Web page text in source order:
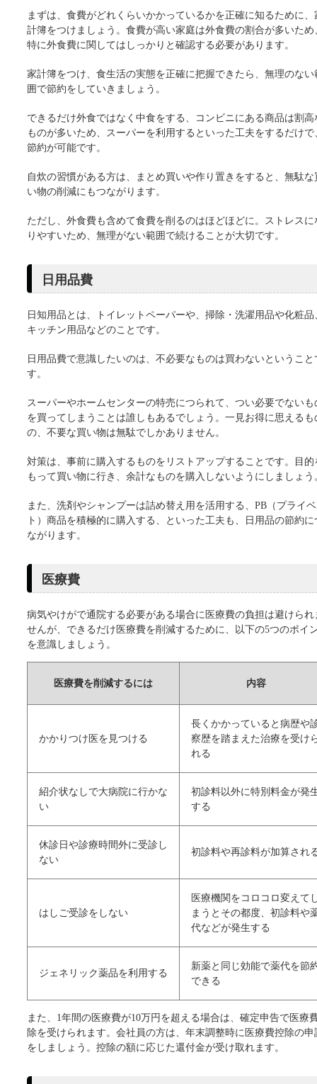
まずは、食費がどれくらいかかっているかを正確に知るために、
計簿をつけましょう。食費が高い家庭は外食費の割合が多いため
特に外食費に関してはしっかりと確認する必要があります。
家計簿をつけ、食生活の実態を正確に把握できたら、無理のない
囲で節約をしていきましょう。
できるだけ外食ではなく中食をする、コンビニにある商品は割高
ものが多いため、スーパーを利用するといった工夫をするだけで
節約が可能です。
自炊の習慣がある方は、まとめ買いや作り置きをすると、無駄な
い物の削減にもつながります。
ただし、外食費も含めて食費を削るのはほどほどに。ストレスに
りやすいため、無理がない範囲で続けることが大切です。
日用品費
日知用品とは、トイレットペーパーや、掃除・洗濯用品や化粧品
キッチン用品などのことです。
日用品費で意識したいのは、不必要なものは買わないということ
す。
スーパーやホームセンターの特売につられて、つい必要でないも
を買ってしまうことは誰しもあるでしょう。一見お得に思えるも
の、不要な買い物は無駄でしかありません。
対策は、事前に購入するものをリストアップすることです。目的
もって買い物に行き、余計なものを購入しないようにしましょう
また、洗剤やシャンプーは詰め替え用を活用する、PB（プライ
ト）商品を積極的に購入する、といった工夫も、日用品の節約に
ながります。
医療費
病気やけがで通院する必要がある場合に医療費の負担は避けられ
せんが、できるだけ医療費を削減するために、以下の5つのポイ
を意識しましょう。
医療費を削減するには 内容
かかりつけ医を見つける
長くかかっていると病歴や
察歴を踏まえた治療を受け
れる
紹介状なしで大病院に行かな
い
初診料以外に特別料金が発
する
休診日や診療時間外に受診し
ない
初診料や再診料が加算され
はしご受診をしない
医療機関をコロコロ変えて
まうとその都度、初診料や
代などが発生する
ジェネリック薬品を利用する
新薬と同じ効能で薬代を節
できる
また、1年間の医療費が10万円を超える場合は、確定申告で医療
除を受けられます。会社員の方は、年末調整時に医療費控除の申
をしましょう。控除の額に応じた還付金が受け取れます。